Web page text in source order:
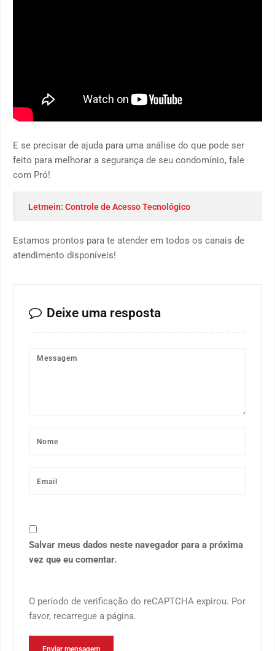
E se precisar de ajuda para uma análise do que pode ser
feito para melhorar a segurança de seu condomínio, fale
com Pró!
Letmein: Controle de Acesso Tecnológico
Estamos prontos para te atender em todos os canais de
atendimento disponíveis!
Deixe uma resposta
Salvar meus dados neste navegador para a próxima
vez que eu comentar.
O período de verificação do reCAPTCHA expirou. Por
favor, recarregue a página.